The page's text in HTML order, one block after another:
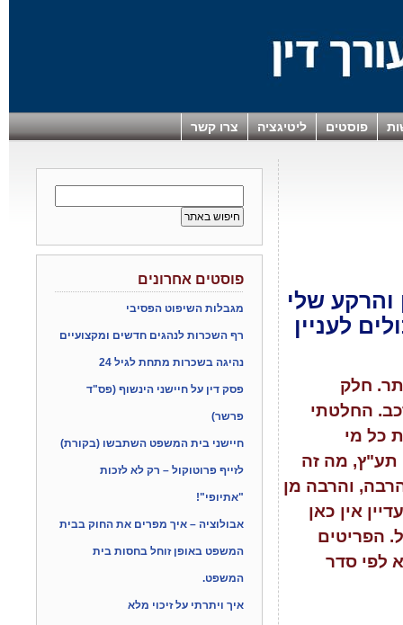
פוסטים ליטיגציה צרו קשר
והרקע שלי
לעניין
חלק
החלטתי
כל מי
תע"ץ, מה זה
והרבה מן
אין כאן
הפריטים
לפי סדר
פוסטים אחרונים
מגבלות השיפוט הפסיבי
רף השכרות לנהגים חדשים ומקצועיים
נהיגה בשכרות מתחת לגיל 24
פסק דין על חיישני הינשוף (פס"ד
פרשר)
חיישני בית המשפט השתבשו (בקורת)
לזייף פרוטוקול – רק לא לזכות
"אתיופי"!
אבולוציה – איך מפרים את החוק בבית
המשפט באופן זוחל בחסות בית
המשפט.
איך ויתרתי על זיכוי מלא